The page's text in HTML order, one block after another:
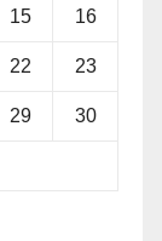
15 16
22 23
29 30